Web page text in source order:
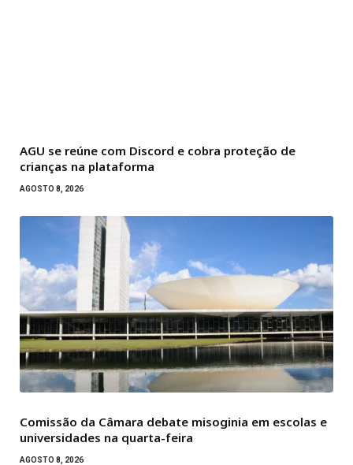
AGU se reúne com Discord e cobra proteção de
crianças na plataforma
AGOSTO 8, 2026
Comissão da Câmara debate misoginia em escolas e
universidades na quarta-feira
AGOSTO 8, 2026